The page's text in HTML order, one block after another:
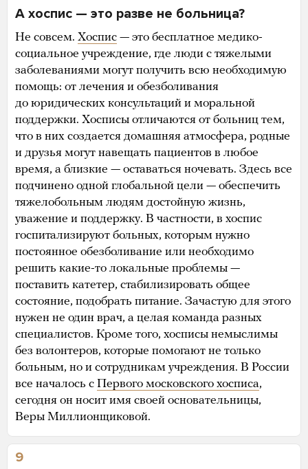
А хоспис — это разве не больница?
Не совсем. Хоспис — это бесплатное медико-
социальное учреждение, где люди с тяжелыми
заболеваниями могут получить всю необходимую
помощь: от лечения и обезболивания
до юридических консультаций и моральной
поддержки. Хосписы отличаются от больниц тем,
что в них создается домашняя атмосфера, родные
и друзья могут навещать пациентов в любое
время, а близкие — оставаться ночевать. Здесь все
подчинено одной глобальной цели — обеспечить
тяжелобольным людям достойную жизнь,
уважение и поддержку. В частности, в хоспис
госпитализируют больных, которым нужно
постоянное обезболивание или необходимо
решить какие-то локальные проблемы —
поставить катетер, стабилизировать общее
состояние, подобрать питание. Зачастую для этого
нужен не один врач, а целая команда разных
специалистов. Кроме того, хосписы немыслимы
без волонтеров, которые помогают не только
больным, но и сотрудникам учреждения. В России
все началось с Первого московского хосписа,
сегодня он носит имя своей основательницы,
Веры Миллионщиковой.
9